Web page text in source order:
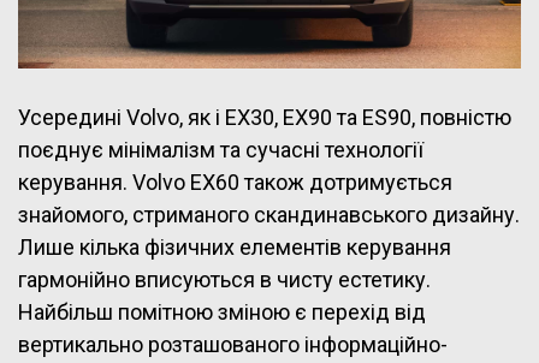
Усередині Volvo, як і EX30, EX90 та ES90, повністю
поєднує мінімалізм та сучасні технології
керування. Volvo EX60 також дотримується
знайомого, стриманого скандинавського дизайну.
Лише кілька фізичних елементів керування
гармонійно вписуються в чисту естетику.
Найбільш помітною зміною є перехід від
вертикально розташованого інформаційно-